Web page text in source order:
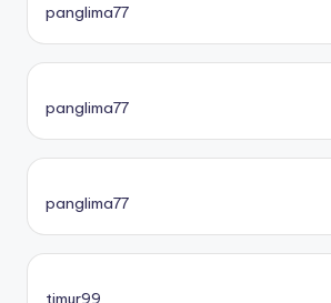
panglima77
panglima77
panglima77
timur99